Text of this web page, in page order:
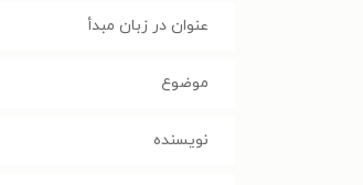
عنوان در زبان مبدأ
موضوع
نویسنده